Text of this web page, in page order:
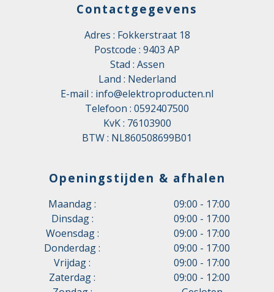
Contactgegevens
Adres : Fokkerstraat 18
Postcode : 9403 AP
Stad : Assen
Land : Nederland
E-mail : info@elektroproducten.nl
Telefoon : 0592407500
KvK : 76103900
BTW : NL860508699B01
Openingstijden & afhalen
Maandag :
09:00 - 17:00
Dinsdag :
09:00 - 17:00
Woensdag :
09:00 - 17:00
Donderdag :
09:00 - 17:00
Vrijdag :
09:00 - 17:00
Zaterdag :
09:00 - 12:00